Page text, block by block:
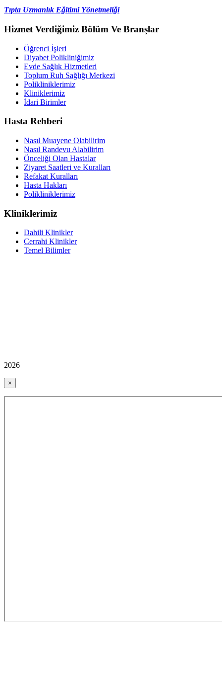
Tıpta Uzmanlık Eğitimi Yönetmeliği
Hizmet Verdiğimiz Bölüm Ve Branşlar
Öğrenci İşleri
Diyabet Polikliniğimiz
Evde Sağlık Hizmetleri
Toplum Ruh Sağlığı Merkezi
Polikliniklerimiz
Kliniklerimiz
İdari Birimler
Hasta Rehberi
Nasıl Muayene Olabilirim
Nasıl Randevu Alabilirim
Önceliği Olan Hastalar
Ziyaret Saatleri ve Kuralları
Refakat Kuralları
Hasta Hakları
Polikliniklerimiz
Kliniklerimiz
Dahili Klinikler
Cerrahi Klinikler
Temel Bilimler
2026
×